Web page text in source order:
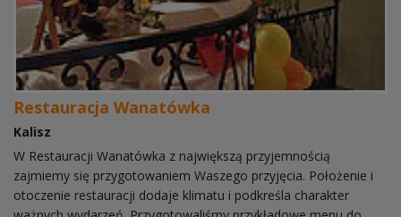
Restauracja Wanatówka
Kalisz
W Restauracji Wanatówka z największą przyjemnością
zajmiemy się przygotowaniem Waszego przyjęcia. Położenie i
otoczenie restauracji dodaje klimatu i podkreśla charakter